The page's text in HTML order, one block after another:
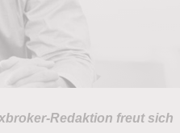
Redaktion freut sich